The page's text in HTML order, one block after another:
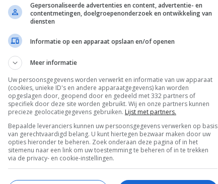
Gepersonaliseerde advertenties en content, advertentie- en
contentmetingen, doelgroepenonderzoek en ontwikkeling van
diensten
Informatie op een apparaat opslaan en/of openen
Meer informatie
Uw persoonsgegevens worden verwerkt en informatie van uw apparaat
(cookies, unieke ID's en andere apparaatgegevens) kan worden
opgeslagen door, geopend door en gedeeld met 332 partners of
specifiek door deze site worden gebruikt. Wij en onze partners kunnen
precieze geolocatiegegevens gebruiken. Lijst met partners.
Bepaalde leveranciers kunnen uw persoonsgegevens verwerken op basis
van gerechtvaardigd belang. U kunt hiertegen bezwaar maken door uw
opties hieronder te beheren. Zoek onderaan deze pagina of in het
sitemenu naar een link om uw toestemming te beheren of in te trekken
via de privacy- en cookie-instellingen.